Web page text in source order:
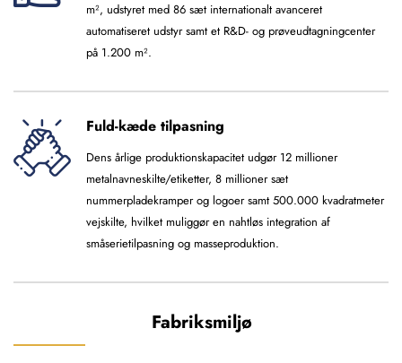
m², udstyret med 86 sæt internationalt avanceret
automatiseret udstyr samt et R&D- og prøveudtagningcenter
på 1.200 m².
Fuld-kæde tilpasning
Dens årlige produktionskapacitet udgør 12 millioner
metalnavneskilte/etiketter, 8 millioner sæt
nummerpladekramper og logoer samt 500.000 kvadratmeter
vejskilte, hvilket muliggør en nahtløs integration af
småserietilpasning og masseproduktion.
Fabriksmiljø